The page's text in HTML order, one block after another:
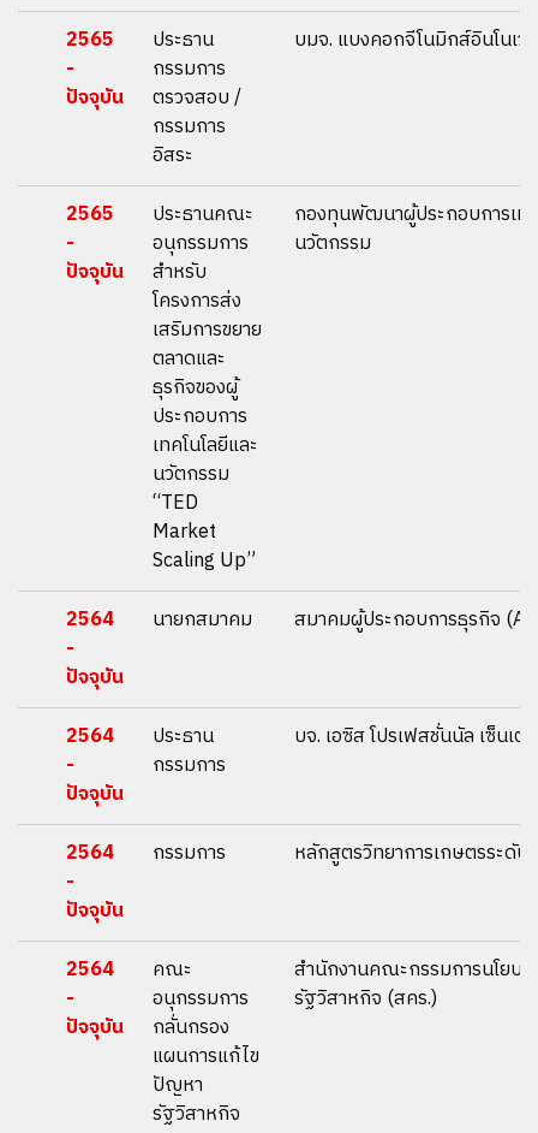
2565
-
ปัจจุบัน
ประธาน
กรรมการ
ตรวจสอบ /
กรรมการ
อิสระ
บมจ. แบงคอกจีโนมิกส์อินโนเว
2565
-
ปัจจุบัน
ประธานคณะ
อนุกรรมการ
สำหรับ
โครงการส่ง
เสริมการขยาย
ตลาดและ
ธุรกิจของผู้
ประกอบการ
เทคโนโลยีและ
นวัตกรรม
“TED
Market
Scaling Up”
กองทุนพัฒนาผู้ประกอบการเทค
นวัตกรรม
2564
-
ปัจจุบัน
นายกสมาคม สมาคมผู้ประกอบการธุรกิจ
2564
-
ปัจจุบัน
ประธาน
กรรมการ
บจ. เอซิส โปรเฟสชั่นนัล เซ็นเต
2564
-
ปัจจุบัน
กรรมการ หลักสูตรวิทยาการเกษตรระดับ
2564
-
ปัจจุบัน
คณะ
อนุกรรมการ
กลั่นกรอง
แผนการแก้ไข
ปัญหา
รัฐวิสาหกิจ
สำนักงานคณะกรรมการนโยบา
รัฐวิสาหกิจ (สคร.)